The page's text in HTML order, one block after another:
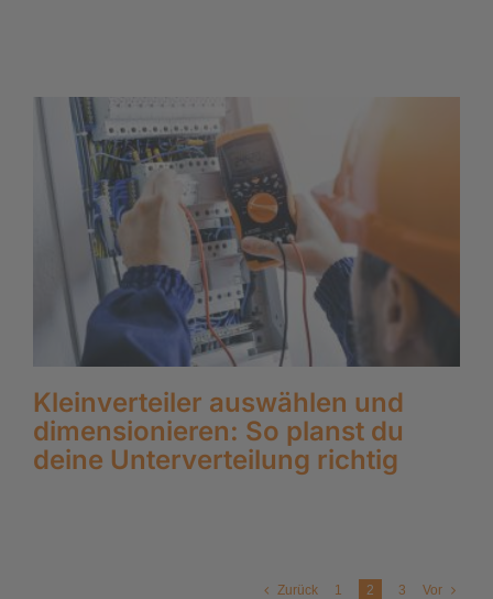
Kleinverteiler auswählen und
dimensionieren: So planst du
deine Unterverteilung richtig
Zurück 1 2 3 Vor